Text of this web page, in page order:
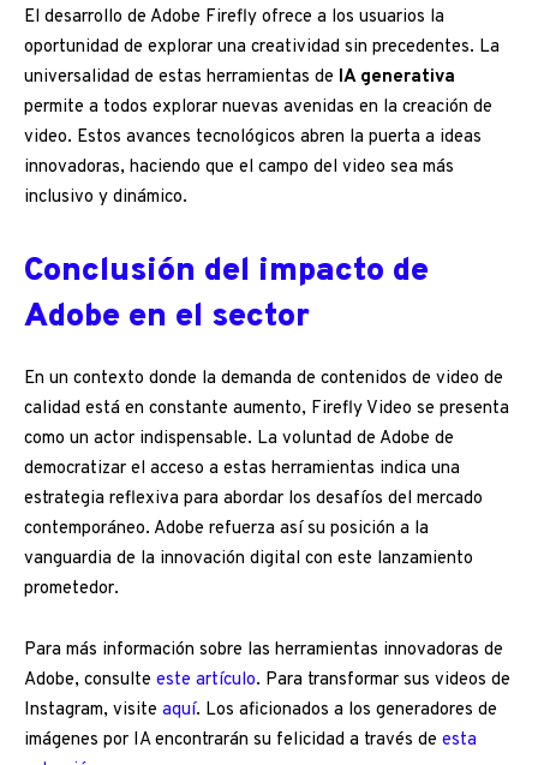
El desarrollo de Adobe Firefly ofrece a los usuarios la
oportunidad de explorar una creatividad sin precedentes. La
universalidad de estas herramientas de IA generativa
permite a todos explorar nuevas avenidas en la creación de
video. Estos avances tecnológicos abren la puerta a ideas
innovadoras, haciendo que el campo del video sea más
inclusivo y dinámico.
Conclusión del impacto de
Adobe en el sector
En un contexto donde la demanda de contenidos de video de
calidad está en constante aumento, Firefly Video se presenta
como un actor indispensable. La voluntad de Adobe de
democratizar el acceso a estas herramientas indica una
estrategia reflexiva para abordar los desafíos del mercado
contemporáneo. Adobe refuerza así su posición a la
vanguardia de la innovación digital con este lanzamiento
prometedor.
Para más información sobre las herramientas innovadoras de
Adobe, consulte este artículo. Para transformar sus videos de
Instagram, visite aquí. Los aficionados a los generadores de
imágenes por IA encontrarán su felicidad a través de esta